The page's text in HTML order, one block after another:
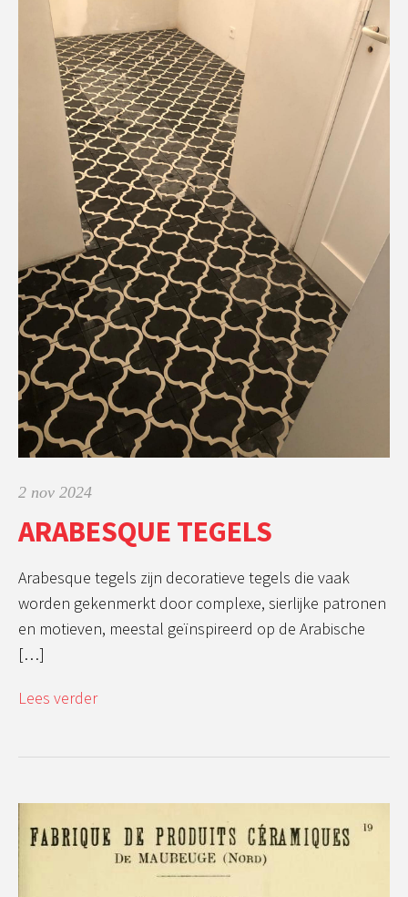
2 nov 2024
ARABESQUE TEGELS
Arabesque tegels zijn decoratieve tegels die vaak
worden gekenmerkt door complexe, sierlijke patronen
en motieven, meestal geïnspireerd op de Arabische
[…]
Lees verder